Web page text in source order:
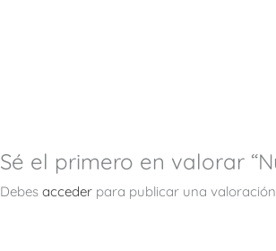
Sé el primero en valorar
Debes acceder para publicar una